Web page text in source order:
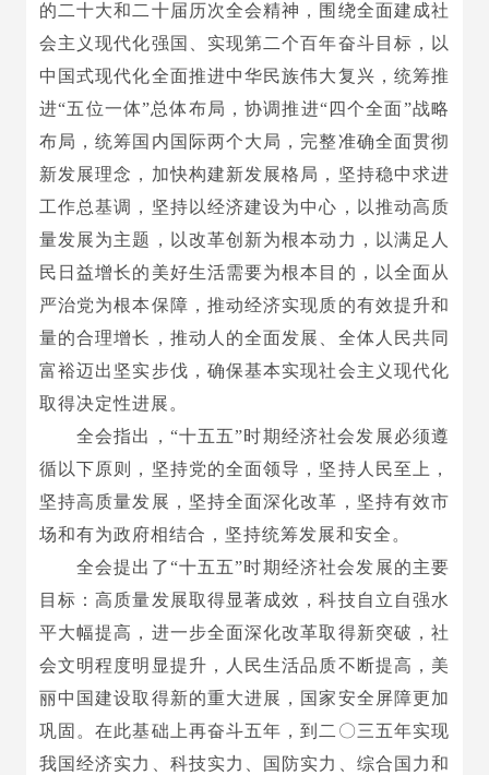
的二十大和二十届历次全会精神，围绕全面建成社
会主义现代化强国、实现第二个百年奋斗目标，以
中国式现代化全面推进中华民族伟大复兴，统筹推
进“五位一体”总体布局，协调推进“四个全面”战略
布局，统筹国内国际两个大局，完整准确全面贯彻
新发展理念，加快构建新发展格局，坚持稳中求进
工作总基调，坚持以经济建设为中心，以推动高质
量发展为主题，以改革创新为根本动力，以满足人
民日益增长的美好生活需要为根本目的，以全面从
严治党为根本保障，推动经济实现质的有效提升和
量的合理增长，推动人的全面发展、全体人民共同
富裕迈出坚实步伐，确保基本实现社会主义现代化
取得决定性进展。
全会指出，“十五五”时期经济社会发展必须遵
循以下原则，坚持党的全面领导，坚持人民至上，
坚持高质量发展，坚持全面深化改革，坚持有效市
场和有为政府相结合，坚持统筹发展和安全。
全会提出了“十五五”时期经济社会发展的主要
目标：高质量发展取得显著成效，科技自立自强水
平大幅提高，进一步全面深化改革取得新突破，社
会文明程度明显提升，人民生活品质不断提高，美
丽中国建设取得新的重大进展，国家安全屏障更加
巩固。在此基础上再奋斗五年，到二〇三五年实现
我国经济实力、科技实力、国防实力、综合国力和